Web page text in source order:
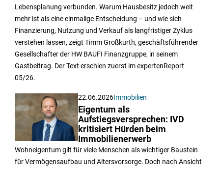
Lebensplanung verbunden. Warum Hausbesitz jedoch weit
mehr ist als eine einmalige Entscheidung – und wie sich
Finanzierung, Nutzung und Verkauf als langfristiger Zyklus
verstehen lassen, zeigt Timm Großkurth, geschäftsführender
Gesellschafter der HW BAUFI Finanzgruppe, in seinem
Gastbeitrag. Der Text erschien zuerst im expertenReport
05/26.
22.06.2026Immobilien
Eigentum als
Aufstiegsversprechen: IVD
kritisiert Hürden beim
Immobilienerwerb
Wohneigentum gilt für viele Menschen als wichtiger Baustein
für Vermögensaufbau und Altersvorsorge. Doch nach Ansicht